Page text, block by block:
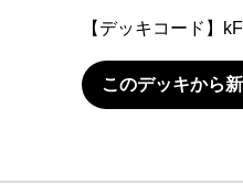
【デッキコード】
このデッキから